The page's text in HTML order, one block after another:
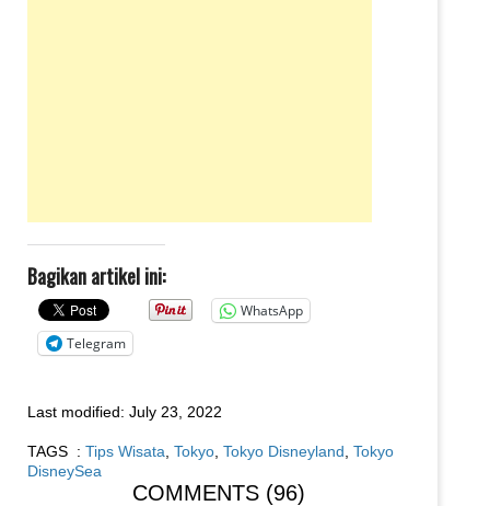
Bagikan artikel ini:
WhatsApp
Telegram
Last modified: July 23, 2022
TAGS : Tips Wisata Tokyo Tokyo Disneyland Tokyo
DisneySea
COMMENTS (96)